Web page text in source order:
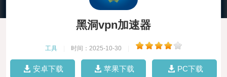
黑洞vpn加速器
工具 时间：2025-10-30
安卓下载 苹果下载 PC下载